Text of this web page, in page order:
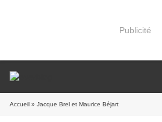
Publicité
Accueil » Jacque Brel et Maurice Béjart